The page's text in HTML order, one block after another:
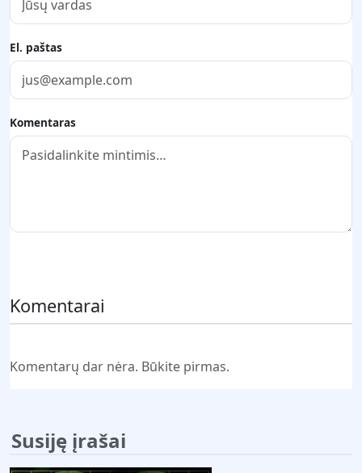
El. paštas
Komentaras
Komentarai
Komentarų dar nėra. Būkite pirmas.
Susiję įrašai